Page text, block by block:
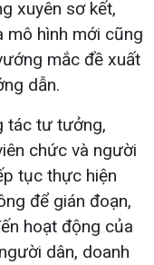
xuyên sơ kết,
mô hình mới cũng
mắc đề xuất
dẫn.
tác tư tưởng,
chức và người
tục thực hiện
để gián đoạn,
hoạt động của
dân, doanh